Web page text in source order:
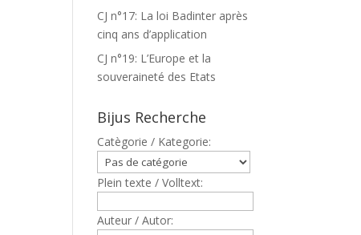
CJ n°17: La loi Badinter après
cinq ans d’application
CJ n°19: L’Europe et la
souveraineté des Etats
Bijus Recherche
Catègorie / Kategorie:
Plein texte / Volltext:
Auteur / Autor: